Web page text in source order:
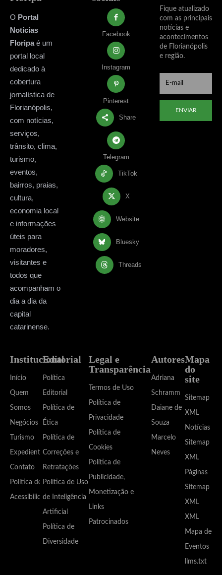
O Portal
Notícias
Floripaé um
portal local
dedicado à
cobertura
jornalística de
Florianópolis,
com notícias,
serviços,
trânsito, clima,
turismo,
eventos,
bairros, praias,
cultura,
economia local
e informações
úteis para
moradores,
visitantes e
todos que
acompanham o
dia a dia da
capital
catarinense.
Facebook
Instagram
Pinterest
Share
Telegram
TikTok
X
Website
Bluesky
Threads
Fique atualizado
com as principais
notícias e
acontecimentos
de Florianópolis
e região.
ENVIAR
Institucional
Início
Quem
Somos
Negócios
Turismo
Expediente
Contato
Política de
Acessibilidade
Editorial
Política
Editorial
Política de
Ética
Política de
Correções e
Retratações
Política de Uso
de Inteligência
Artificial
Política de
Diversidade
Legal e
Transparência
Termos de Uso
Política de
Privacidade
Política de
Cookies
Política de
Publicidade,
Monetização e
Links
Patrocinados
Autores
Adriana
Schramm
Daiane de
Souza
Marcelo
Neves
Mapa
do
site
Sitemap
XML
Notícias
Sitemap
XML
Páginas
Sitemap
XML
XML
Mapa de
Eventos
llms.txt